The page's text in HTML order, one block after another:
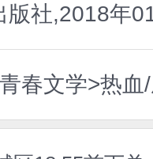
版社,2018年
春文学>热血